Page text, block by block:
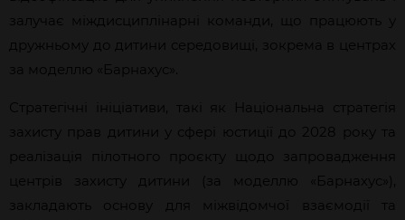
залучає міждисциплінарні команди, що працюють у
дружньому до дитини середовищі, зокрема в центрах
за моделлю «Барнахус».
Стратегічні ініціативи, такі як Національна стратегія
захисту прав дитини у сфері юстиції до 2028 року та
реалізація пілотного проєкту щодо запровадження
центрів захисту дитини (за моделлю «Барнахус»),
закладають основу для міжвідомчої взаємодії та